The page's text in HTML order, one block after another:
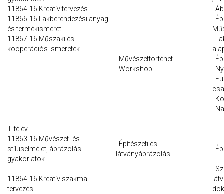
11864-16 Kreatív tervezés
11866-16 Lakberendezési anyag-
és termékismeret
11867-16 Műszaki és
kooperációs ismeretek
Művészettörténet
Workshop
II. félév
11863-16 Művészet- és
stíluselmélet, ábrázolási
gyakorlatok
Építészeti és
látványábrázolás
11864-16 Kreatív szakmai
tervezés